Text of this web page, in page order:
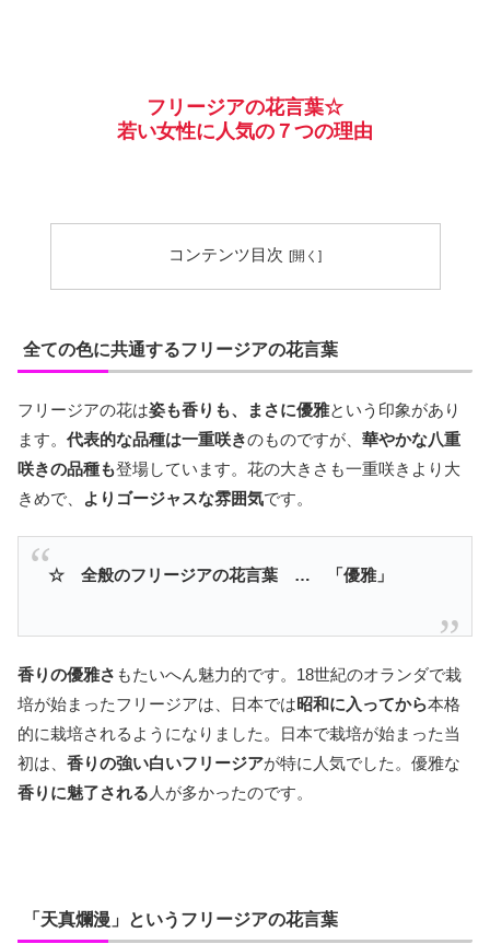
フリージアの花言葉☆
若い女性に人気の７つの理由
コンテンツ目次
全ての色に共通するフリージアの花言葉
フリージアの花は姿も香りも、まさに優雅という印象があり
ます。 代表的な品種は一重咲きのものですが、 華やかな八重
咲きの品種も登場しています。花の大きさも一重咲きより大
きめで、
よりゴージャスな雰囲気です。
☆ 全般のフリージアの花言葉 … 「優雅」
香りの優雅さ もたいへん魅力的です。18世紀のオランダで栽
培が始まったフリージアは、日本では昭和に入ってから本格
的に栽培されるようになりました。日本で栽培が始まった当
初は、 香りの強い白いフリージアが特に人気でした。優雅な
香りに魅了される 人が多かったのです。
「天真爛漫」というフリージアの花言葉